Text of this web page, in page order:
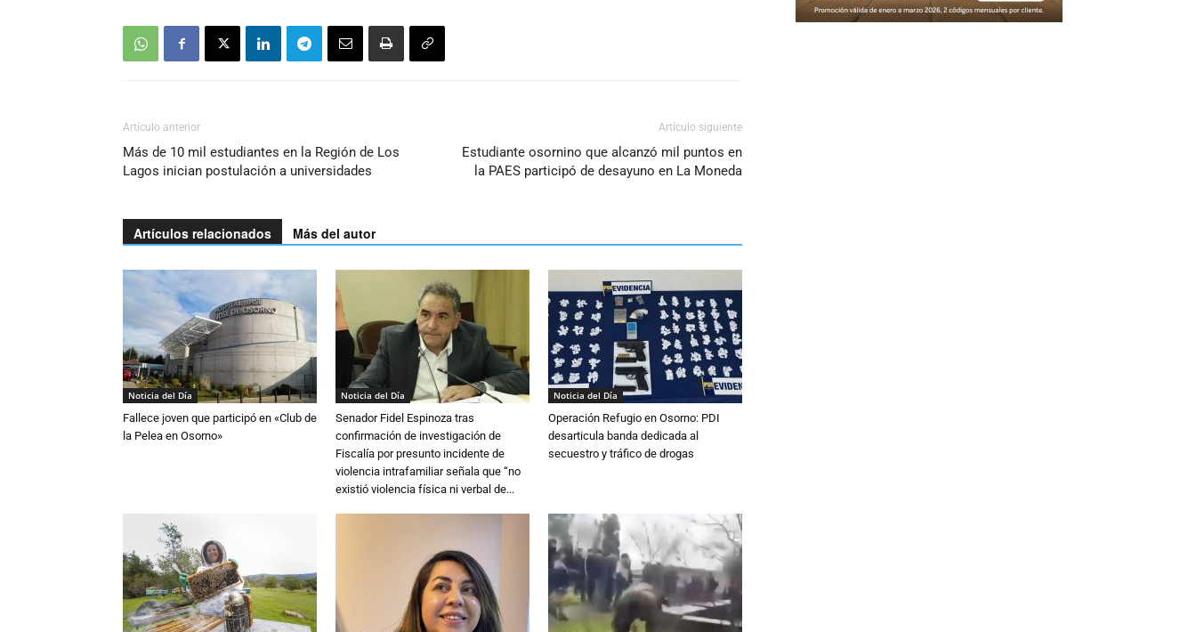
Artículo anterior
Más de 10 mil estudiantes en la Región de Los
Lagos inician postulación a universidades
Artículo siguiente
Estudiante osornino que alcanzó mil puntos en
la PAES participó de desayuno en La Moneda
Artículos relacionados Más del autor
Noticia del Día
Fallece joven que participó en «Club de
la Pelea en Osorno»
Noticia del Día
Senador Fidel Espinoza tras
confirmación de investigación de
Fiscalía por presunto incidente de
violencia intrafamiliar señala que “no
existió violencia física ni verbal de...
Noticia del Día
Operación Refugio en Osorno: PDI
desarticula banda dedicada al
secuestro y tráfico de drogas